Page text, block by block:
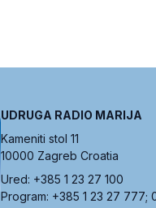
UDRUGA RADIO MARIJA
Kameniti stol 11
10000 Zagreb Croatia
Ured: +385 1 23 27 100
Program: +385 1 23 27 777;